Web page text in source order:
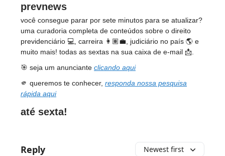
prevnews
você consegue parar por sete minutos para se atualizar?
uma curadoria completa de conteúdos sobre o direito
previdenciário 💻, carreira 👩🏽‍💼, judiciário no país 🌎 e
muito mais! todas as sextas na sua caixa de e-mail 📩.
🎯 seja um anunciante clicando aqui
🫵 queremos te conhecer, responda nossa pesquisa
rápida aqui
até sexta!
Reply Newest first